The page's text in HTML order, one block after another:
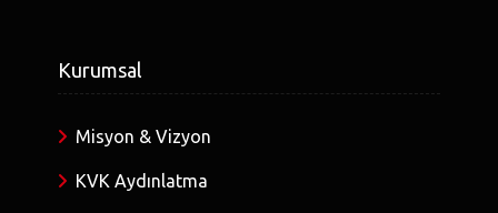
Kurumsal
Misyon & Vizyon
KVK Aydınlatma